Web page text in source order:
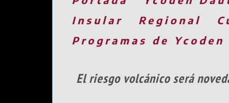
Insular
Regional
Programas de
El riesgo volcánico será